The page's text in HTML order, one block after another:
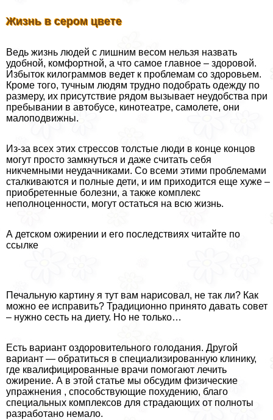
Жизнь в сером цвете
Ведь жизнь людей с лишним весом нельзя назвать
удобной, комфортной, а что самое главное – здоровой.
Избыток килограммов ведет к проблемам со здоровьем.
Кроме того, тучным людям трудно подобрать одежду по
размеру, их присутствие рядом вызывает неудобства при
пребывании в автобусе, кинотеатре, самолете, они
малоподвижны.
Из-за всех этих стрессов толстые люди в конце концов
могут просто замкнуться и даже считать себя
никчемными неудачниками. Со всеми этими проблемами
сталкиваются и полные дети, и им приходится еще хуже –
приобретенные болезни, а также комплекс
неполноценности, могут остаться на всю жизнь.
А детском ожирении и его последствиях читайте по
ссылке
Печальную картину я тут вам нарисовал, не так ли? Как
можно ее исправить? Традиционно принято давать совет
– нужно сесть на диету. Но не только…
Есть вариант оздоровительного голодания. Другой
вариант — обратиться в специализированную клинику,
где квалифицированные врачи помогают лечить
ожирение. А в этой статье мы обсудим физические
упражнения , способствующие похудению, благо
специальных комплексов для страдающих от полноты
разработано немало.